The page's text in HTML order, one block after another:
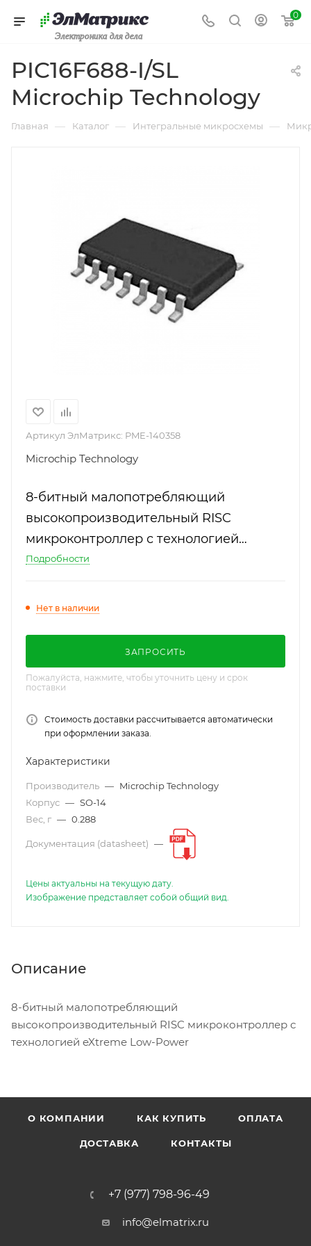
Электроника для дела
0
PIC16F688-I/SL
Microchip Technology
Главная — Каталог — Интегральные микросхемы —
Артикул ЭлМатрикс: PME-140358
Microchip Technology
8-битный малопотребляющий
высокопроизводительный RISC
микроконтроллер с технологией
eXtreme Low-Power
Подробности
Нет в наличии
ЗАПРОСИТЬ
Пожалуйста, нажмите, чтобы уточнить цену и срок
поставки
Стоимость доставки рассчитывается автоматически
при оформлении заказа.
Характеристики
Производитель — Microchip Technology
Корпус — SO-14
Вес, г — 0.288
Документация (datasheet) —
Цены актуальны на текущую дату.
Изображение представляет собой общий вид.
Описание
8-битный малопотребляющий
высокопроизводительный RISC микроконтроллер с
технологией eXtreme Low-Power
О КОМПАНИИ КАК КУПИТЬ ОПЛАТА
ДОСТАВКА КОНТАКТЫ
+7 (977) 798-96-49
info@elmatrix.ru